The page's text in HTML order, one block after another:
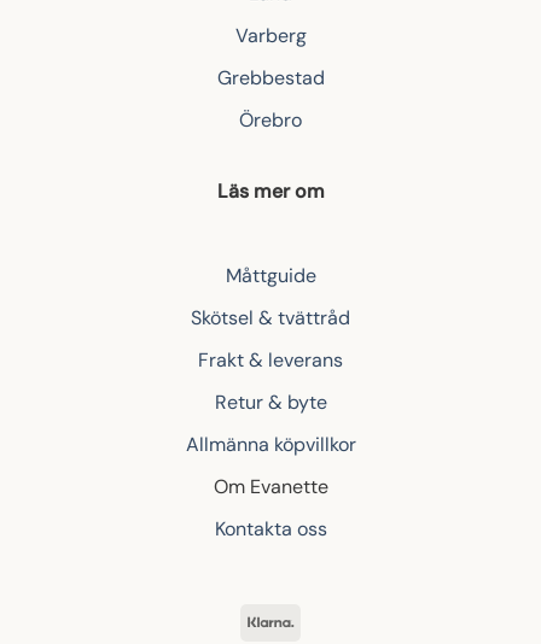
Varberg
Grebbestad
Örebro
Läs mer om
Måttguide
Skötsel & tvättråd
Frakt & leverans
Retur & byte
Allmänna köpvillkor
Om Evanette
Kontakta oss
Klarna